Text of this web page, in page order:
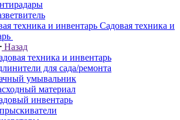
Садовая техника и
Назад
техника и инвентарь
для сада/ремонта
умывальник
материал
инвентарь